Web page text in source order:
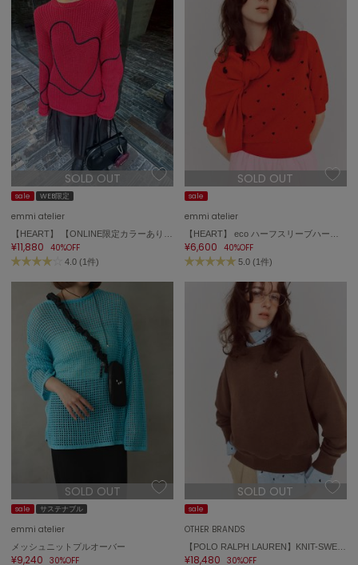
SALOMON
サロモン
sanrio house
サンリオハウス
SESAME STREET MARKET
セサミストリートマーケット
SHAKA
シャカ
スニーカーズ バイ エミ
Snow Peak
スノーピーク
SNIDEL
スナイデル
SNIDEL HOME
スナイデル ホーム
SOFER
ソフェル
SOMEWHERE BUTTER.
サムウェアバター
Stylevoice for xxx
SOLD OUT
sale WEB限定
emmi atelier
¥11,880 40%OFF
4.0 (1件)
SOLD OUT
sale
emmi atelier
¥6,600 40%OFF
5.0 (1件)
SOLD OUT
sale サステナブル
emmi atelier
メッシュニットプルオーバー
¥9,240 30%OFF
SOLD OUT
sale
OTHER BRANDS
【POLO RALPH LAUREN】KNIT-SWEATSHIRT
¥18,480 30%OFF